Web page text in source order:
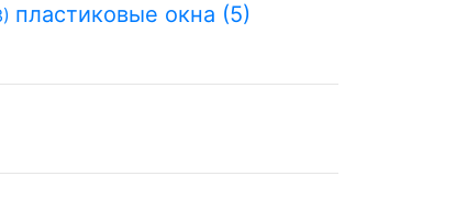
пластиковые окна (5)